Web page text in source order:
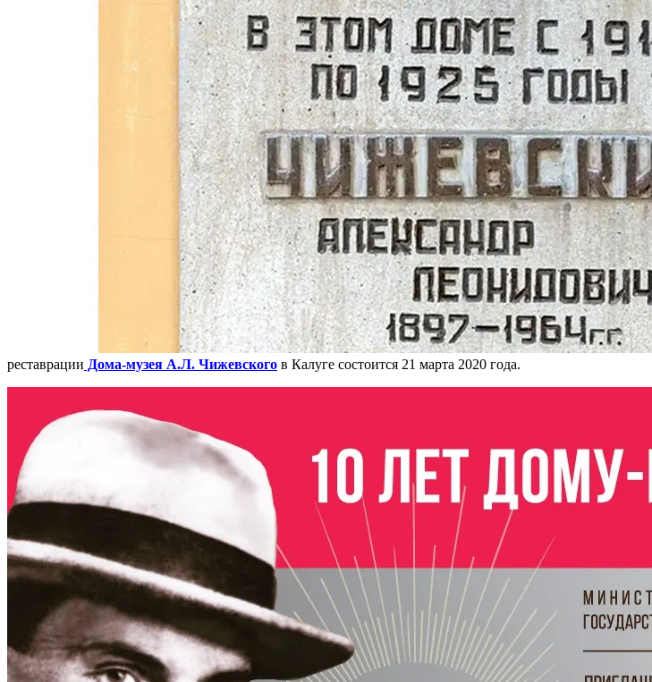
реставрации Дома-музея А.Л. Чижевского в Калуге состоится 21 марта 2020 года.